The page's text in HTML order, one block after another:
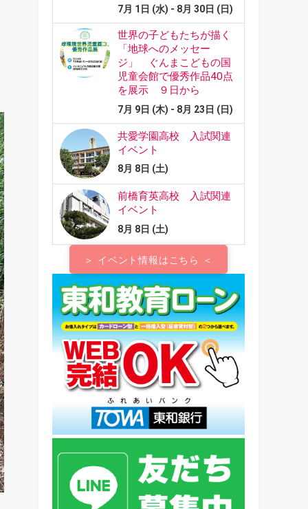
＞ イベント情報はこちら ＜